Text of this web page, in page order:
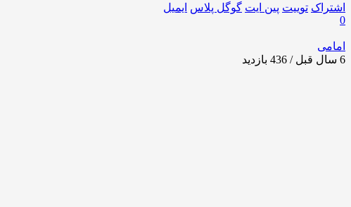
اشتراک توییت پین ایت گوگل‌ پلاس ایمیل
0
امامی
6 سال قبل / 436
بازدید